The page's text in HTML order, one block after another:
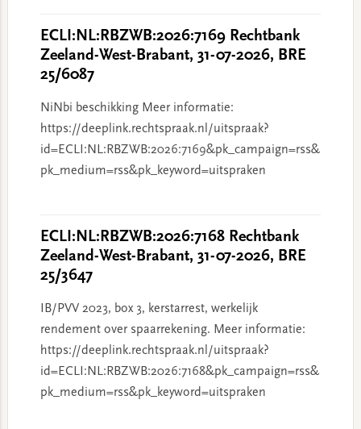
ECLI:NL:RBZWB:2026:7169 Rechtbank
Zeeland-West-Brabant, 31-07-2026, BRE
25/6087
NiNbi beschikking Meer informatie:
https://deeplink.rechtspraak.nl/uitspraak?
id=ECLI:NL:RBZWB:2026:7169&pk_campaign=rss&
pk_medium=rss&pk_keyword=uitspraken
ECLI:NL:RBZWB:2026:7168 Rechtbank
Zeeland-West-Brabant, 31-07-2026, BRE
25/3647
IB/PVV 2023, box 3, kerstarrest, werkelijk
rendement over spaarrekening. Meer informatie:
https://deeplink.rechtspraak.nl/uitspraak?
id=ECLI:NL:RBZWB:2026:7168&pk_campaign=rss&
pk_medium=rss&pk_keyword=uitspraken